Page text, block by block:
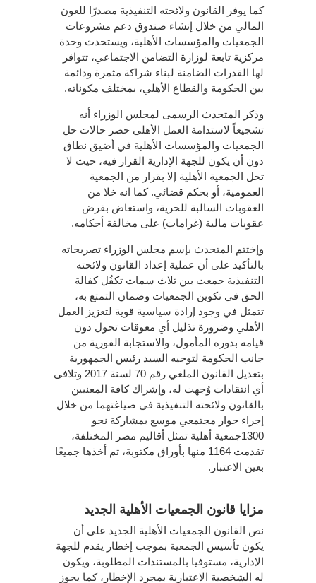
كما يوفر القانون ولائحته التنفيذية مصدرًا للعون
المالي من خلال إنشاء صندوق دعم مشروعات
الجمعيات والمؤسسات الأهلية، ويستحدث وحدة
مركزية تابعة لوزارة التضامن الاجتماعي، تتوافر
لها القدرات الضامنة لبناء شراكة مثمرة ودائمة
بين الحكومة والقطاع الأهلي، بمختلف مكوناته.
وذكر المتحدث الرسمى لمجلس الوزراء أنه
تشجيعاً لاستدامة العمل الأهلي حصر حالات حل
الجمعيات والمؤسسات الأهلية في أضيق نطاق
دون أن يكون للجهة الإدارية القرار فيه، حيث لا
تحل الجمعية الأهلية إلا بقرار من الجمعية
العمومية، أو بحكم قضائي. كما انه خلا من
العقوبات السالبة للحرية، واستعاض بفرض
عقوبات مالية (غرامات) على مخالفة أحكامه.
وإختتم المتحدث بإسم مجلس الوزراء تصريحاته
بالتأكيد على أن عملية إعداد القانون ولائحته
التنفيذية جمعت بين ثلاث سمات تكفُل كفالة
الحق في تكوين الجمعيات وضمان التمتع به،
تتمثل في وجود إرادة سياسية قوية لتعزيز العمل
الأهلي وضرورة تذليل أي معوقات تحول دون
قيامه بدوره المأمول، والاستجابة الفورية من
جانب الحكومة لتوجيه السيد رئيس الجمهورية
بتعديل القانون الملغي رقم 70 لسنة 2017 وتلافى
أي انتقادات وُجهت له، وإشراك كافة المعنيين
بالقانون ولائحته التنفيذية في صياغتهما من خلال
إجراء حوار مجتمعي موسع بمشاركة نحو
1300جمعية أهلية تمثل أقاليم مصر المختلفة،
تقدمت 1164 منها بأوراق مكتوبة، تم أخذها جميعًا
بعين الاعتبار.
مزايا قانون الجمعيات الأهلية الجديد
نص القانون الجمعيات الأهلية الجديد على أن
يكون تأسيس الجمعية بموجب إخطار يقدم للجهة
الإدارية، مستوفيا بالمستندات المطلوبة، ويكون
له الشخصية الاعتبارية بمجرد الإخطار، كما يجوز